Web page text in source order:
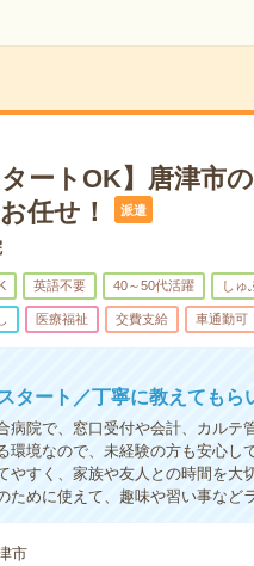
タートOK】唐津市
任せ！
派遣
英語不要 40～50代活躍 しゅ
医療福祉 交費支給 車通勤可
タート／丁寧に教えてもら
病院で、窓口受付や会計、カル
環境なので、未経験の方も安心し
やすく、家族や友人との時間を大
ために使えて、趣味や習い事など
市